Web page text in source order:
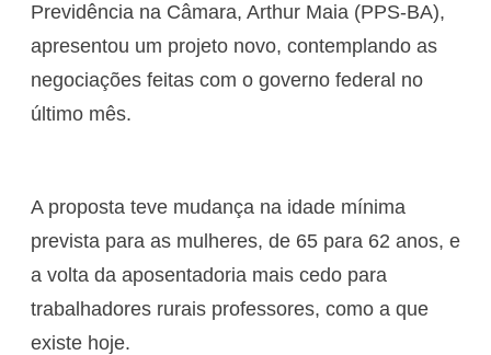
Previdência na Câmara, Arthur Maia (PPS-BA),
apresentou um projeto novo, contemplando as
negociações feitas com o governo federal no
último mês.
A proposta teve mudança na idade mínima
prevista para as mulheres, de 65 para 62 anos, e
a volta da aposentadoria mais cedo para
trabalhadores rurais professores, como a que
existe hoje.